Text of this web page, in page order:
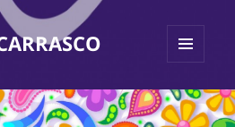
WIDGETS